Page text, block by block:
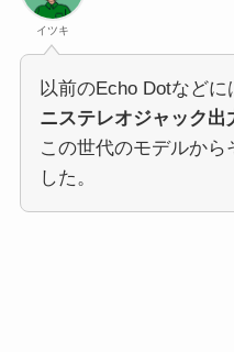
イツキ
以前のEcho Dotなどに
ニステレオジャック出
この世代のモデルから
した。